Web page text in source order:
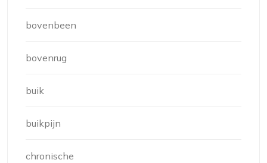
bovenbeen
bovenrug
buik
buikpijn
chronische